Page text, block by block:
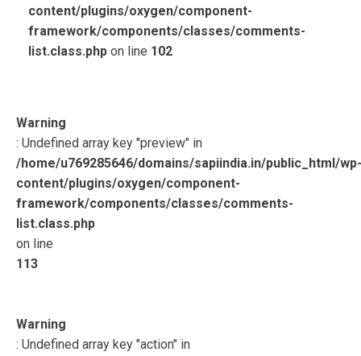
content/plugins/oxygen/component-
framework/components/classes/comments-
list.class.php on line 102
Warning
: Undefined array key "preview" in
/home/u769285646/domains/sapiindia.in/public_html/wp-
content/plugins/oxygen/component-
framework/components/classes/comments-
list.class.php
on line
113
Warning
: Undefined array key "action" in